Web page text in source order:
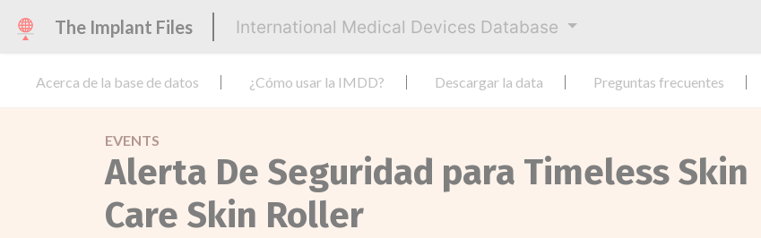
The Implant Files International Medical Devices Database
Acerca de la base de datos ¿Cómo usar la IMDD? Descargar la data Preguntas frecuentes
EVENTS
Alerta De Seguridad para Timeless Skin
Care Skin Roller